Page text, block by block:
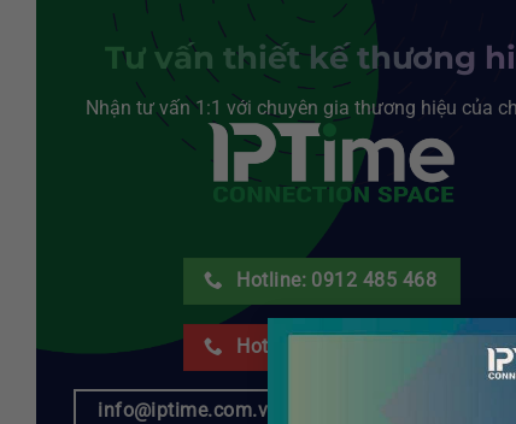
Tư vấn thiết kế thương
Nhận tư vấn 1:1 với chuyên gia thương hiệu của
Hotline: 0912 485 468
Hotline: 0834 270 468
info@iptime.com.vn